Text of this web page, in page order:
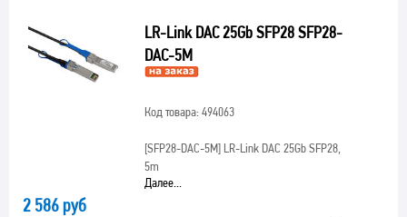
LR-Link DAC 25Gb SFP28 SFP28-
DAC-5M
Код товара: 494063
[SFP28-DAC-5M]LR-Link DAC 25Gb SFP28,
5m
Далее...
2 586 руб